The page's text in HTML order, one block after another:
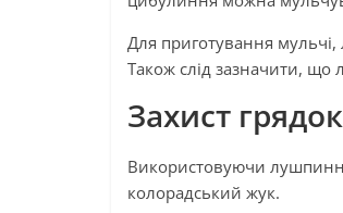
Для приготування
Також слід зазначити, що
Захист
Використовуючи
колорадський жук.